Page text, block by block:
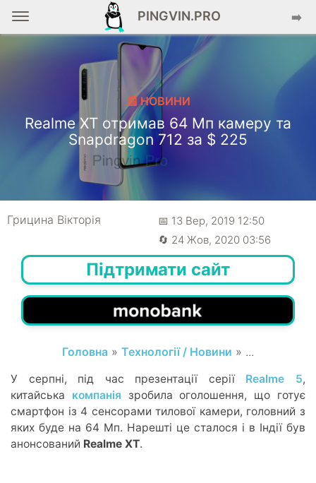
PINGVIN.PRO ➡️
📰 НОВИНИ
Realme XT отримав 64 Мп камеру та
Snapdragon 712 за $ 225
Грицина Вікторія
📅 13 Вер, 2019 12:50
🔄 24 Жов, 2020 03:56
Підтримати сайт
Головна » Технології / Новини » ...
У серпні, під час презентації серії Realme 5,
китайська компанія зробила оголошення, що готує
смартфон із 4 сенсорами тилової камери, головний з
яких буде на 64 Мп. Нарешті це сталося і в Індії був
анонсований Realme XT.